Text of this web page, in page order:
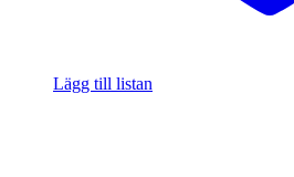
Lägg till listan